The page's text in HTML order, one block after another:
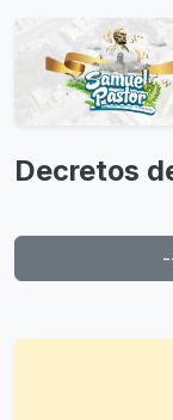
Decretos